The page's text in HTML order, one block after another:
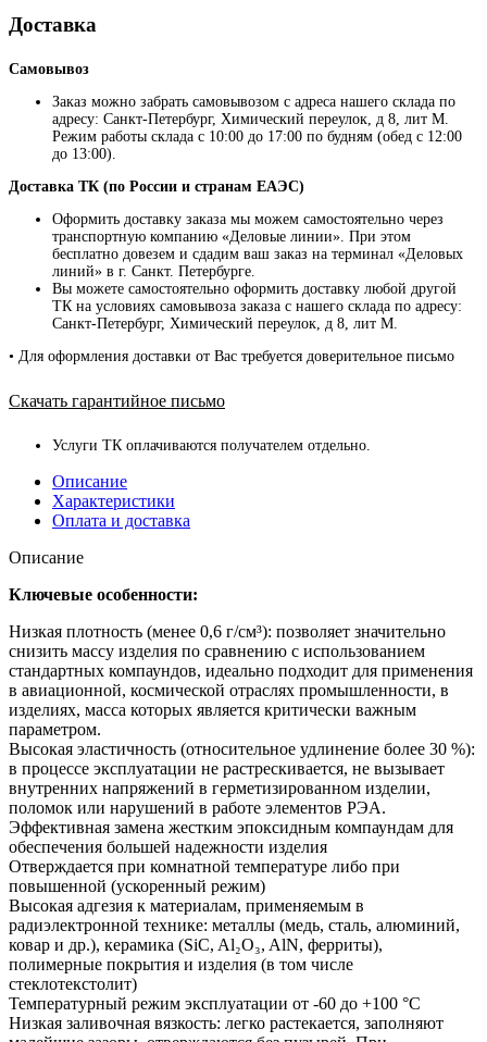
Доставка
Самовывоз
Заказ можно забрать самовывозом с адреса нашего склада по
адресу: Санкт-Петербург, Химический переулок, д 8, лит М.
Режим работы склада с 10:00 до 17:00 по будням (обед с 12:00
до 13:00).
Доставка ТК (по России и странам ЕАЭС)
Оформить доставку заказа мы можем самостоятельно через
транспортную компанию «Деловые линии». При этом
бесплатно довезем и сдадим ваш заказ на терминал «Деловых
линий» в г. Санкт. Петербурге.
Вы можете самостоятельно оформить доставку любой другой
ТК на условиях самовывоза заказа с нашего склада по адресу:
Санкт-Петербург, Химический переулок, д 8, лит М.
• Для оформления доставки от Вас требуется доверительное письмо
Скачать гарантийное письмо
Услуги ТК оплачиваются получателем отдельно.
Описание
Характеристики
Оплата и доставка
Описание
Ключевые особенности:
Низкая плотность (менее 0,6 г/см³): позволяет значительно
снизить массу изделия по сравнению с использованием
стандартных компаундов, идеально подходит для применения
в авиационной, космической отраслях промышленности, в
изделиях, масса которых является критически важным
параметром.
Высокая эластичность (относительное удлинение более 30 %):
в процессе эксплуатации не растрескивается, не вызывает
внутренних напряжений в герметизированном изделии,
поломок или нарушений в работе элементов РЭА.
Эффективная замена жестким эпоксидным компаундам для
обеспечения большей надежности изделия
Отверждается при комнатной температуре либо при
повышенной (ускоренный режим)
Высокая адгезия к материалам, применяемым в
радиэлектронной технике: металлы (медь, сталь, алюминий,
ковар и др.), керамика (SiC, Al₂O₃, AlN, ферриты),
полимерные покрытия и изделия (в том числе
стеклотекстолит)
Температурный режим эксплуатации от -60 до +100 °C
Низкая заливочная вязкость: легко растекается, заполняют